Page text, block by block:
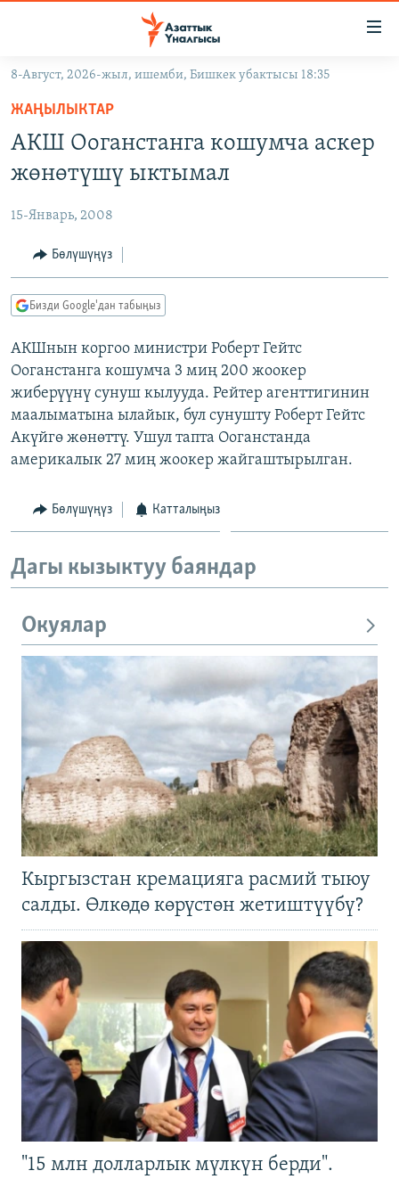
Навигацияга
өтүңүз
Издөөгө
салыңыз
ЭКОНОМИКА
МАДАНИЯТ
БОРБОР АЗИЯ
АТАЙЫН ИЛИКТӨӨ
ТВ ПРОГРАММАЛАР
ЭКСПЕРТТЕР ТАЛДАЙТ
БИЗ ЖАНА ДҮЙНӨ
ДАНИСТЕ
ЭЖЕ-СИҢДИЛЕР
АЗАТТЫК+
ӨЗГӨЧӨ ПИКИР
Русский
ОНЛАЙН ШЕРИНЕ
ЭЕ/АРнун бардык сайттары
8-Август, 2026-жыл, ишемби, Бишкек убактысы 18:35
ЖАҢЫЛЫКТАР
АКШ Ооганстанга кошумча аскер
жөнөтүшү ыктымал
15-Январь, 2008
Бөлүшүңүз
Бизди Google'дан табыңыз
АКШнын коргоо министри Роберт Гейтс
Ооганстанга кошумча 3 миң 200 жоокер
жиберүүнү сунуш кылууда. Рейтер агенттигинин
маалыматына ылайык, бул сунушту Роберт Гейтс
Акүйгө жөнөттү. Ушул тапта Ооганстанда
америкалык 27 миң жоокер жайгаштырылган.
Бөлүшүңүз Катталыңыз
Дагы кызыктуу баяндар
Окуялар
Кыргызстан кремацияга расмий тыюу
салды. Өлкөдө көрүстөн жетиштүүбү?
"15 млн долларлык мүлкүн берди".